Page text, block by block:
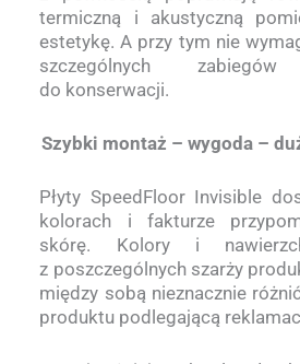
termiczną i akustyczną
estetykę. A przy tym nie
szczególnych
do konserwacji.
Szybki montaż – wygoda –
Płyty SpeedFloor Invisible
kolorach i fakturze
skórę. Kolory i
z poszczególnych szarży
między sobą nieznacznie
produktu podlegającą